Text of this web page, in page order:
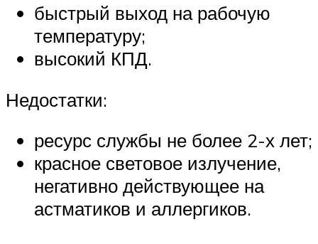
быстрый выход на рабочую
температуру;
высокий КПД.
Недостатки:
ресурс службы не более 2-х лет;
красное световое излучение,
негативно действующее на
астматиков и аллергиков.